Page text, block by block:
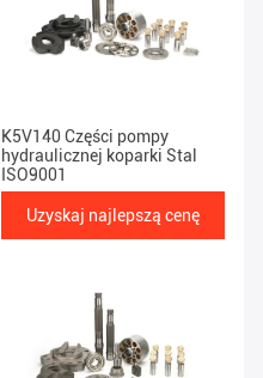
K5V140 Części pompy
hydraulicznej koparki Stal
ISO9001
Uzyskaj najlepszą cenę